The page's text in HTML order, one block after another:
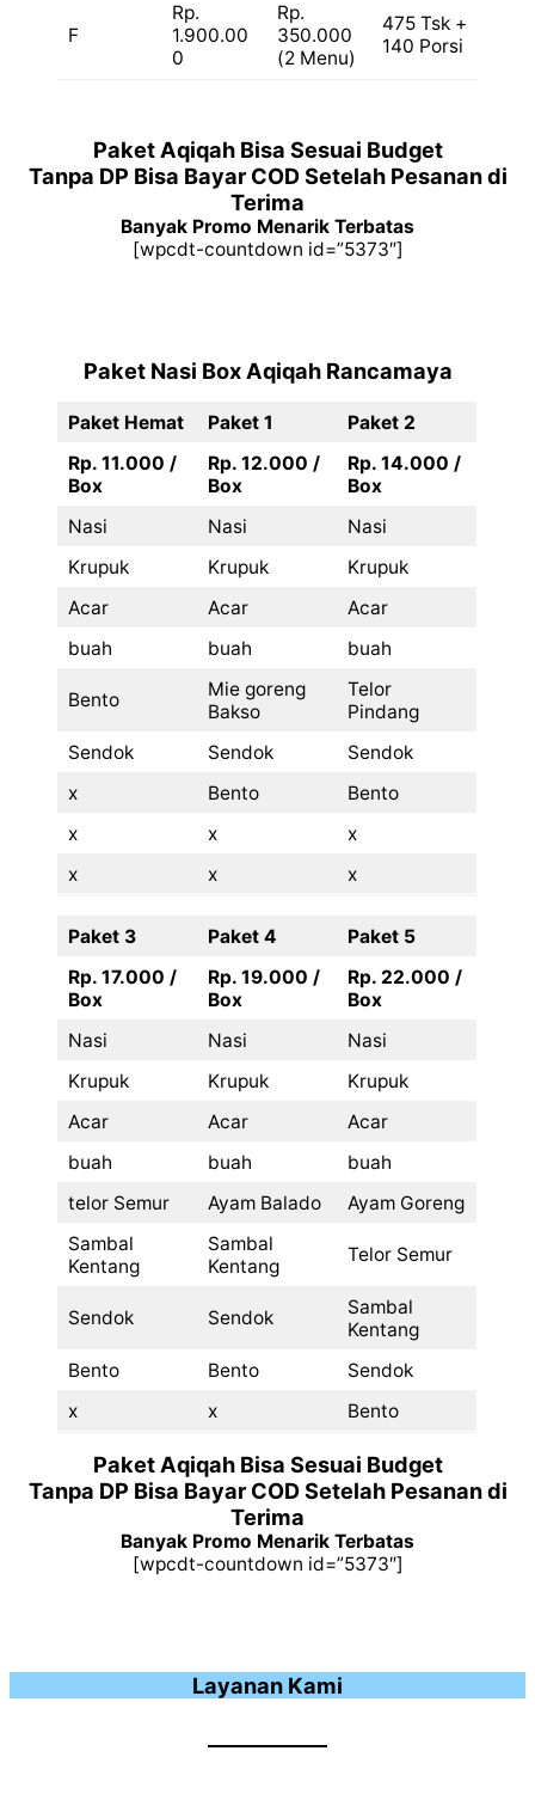
F
Rp.
1.900.00
0
Rp.
350.000
(2 Menu)
475 Tsk +
140 Porsi
Paket Aqiqah Bisa Sesuai Budget
Tanpa DP Bisa Bayar COD Setelah Pesanan di
Terima
Banyak Promo Menarik Terbatas
[wpcdt-countdown id=”5373″]
Paket Nasi Box Aqiqah Rancamaya
Paket Hemat Paket 1
Paket 2
Rp. 11.000 /
Box
Rp. 12.000 /
Box
Rp. 14.000 /
Box
Nasi
Nasi
Nasi
Krupuk
Krupuk
Krupuk
Acar
Acar
Acar
buah
buah buah
Bento
Mie goreng
Bakso
Telor
Pindang
Sendok
Sendok
Sendok
x
Bento
Bento
x
x
x
x
x x
Paket 3 Paket 4
Paket 5
Rp. 17.000 /
Box
Rp. 19.000 /
Box
Rp. 22.000 /
Box
Nasi
Nasi
Nasi
Krupuk
Krupuk
Krupuk
Acar
Acar
Acar
buah
buah
buah
telor Semur
Ayam Balado
Ayam Goreng
Sambal
Kentang
Sambal
Kentang
Telor Semur
Sendok Sendok
Sambal
Kentang
Bento
Bento
Sendok
x
x Bento
Paket Aqiqah Bisa Sesuai Budget
Tanpa DP Bisa Bayar COD Setelah Pesanan di
Terima
Banyak Promo Menarik Terbatas
[wpcdt-countdown id=”5373″]
Layanan Kami